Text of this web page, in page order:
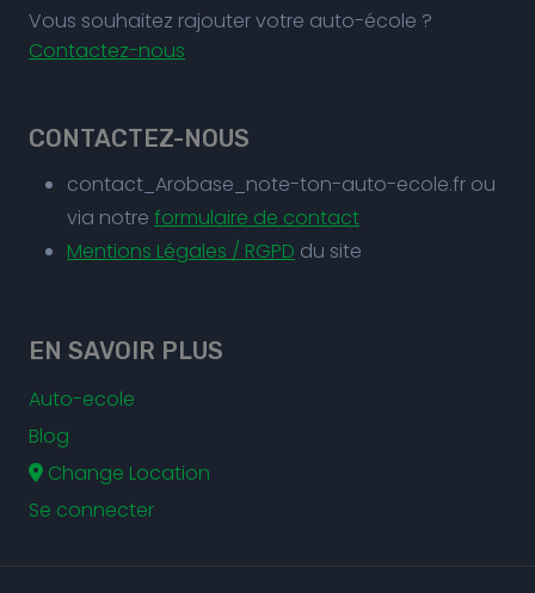
Vous souhaitez rajouter votre auto-école ?
Contactez-nous
CONTACTEZ-NOUS
contact_Arobase_note-ton-auto-ecole.fr ou
via notre formulaire de contact
Mentions Légales / RGPD du site
EN SAVOIR PLUS
Auto-ecole
Blog
Change Location
Se connecter